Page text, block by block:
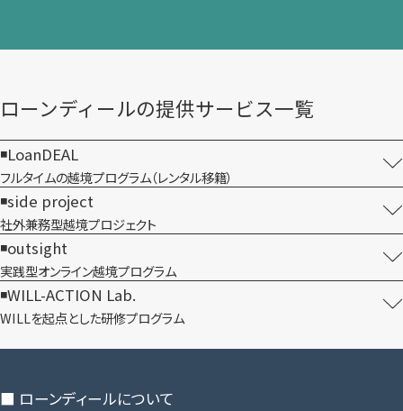
ローンディールの​提供サービス一覧
LoanDEAL
フルタイムの越境プログラム​（レンタル移籍）
side project
社外兼務型​越境プロジェクト
outsight
実践型オンライン​越境プログラム
WILL-ACTION Lab.
WILLを​起点とした​研修プログラム
■ ローンディールに​ついて